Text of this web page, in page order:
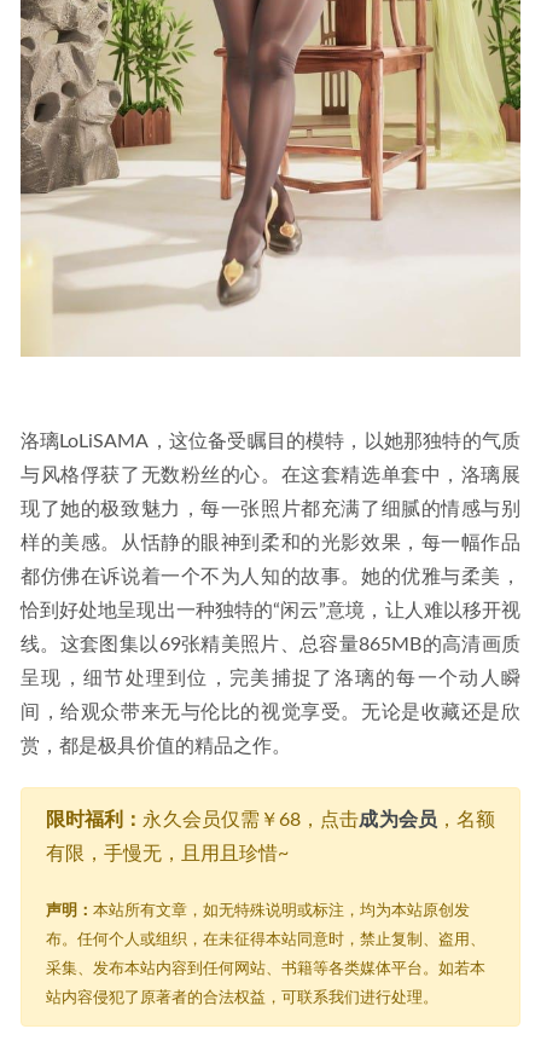
洛璃LoLiSAMA，这位备受瞩目的模特，以她那独特的气质
与风格俘获了无数粉丝的心。在这套精选单套中，洛璃展
现了她的极致魅力，每一张照片都充满了细腻的情感与别
样的美感。从恬静的眼神到柔和的光影效果，每一幅作品
都仿佛在诉说着一个不为人知的故事。她的优雅与柔美，
恰到好处地呈现出一种独特的“闲云”意境，让人难以移开视
线。这套图集以69张精美照片、总容量865MB的高清画质
呈现，细节处理到位，完美捕捉了洛璃的每一个动人瞬
间，给观众带来无与伦比的视觉享受。无论是收藏还是欣
赏，都是极具价值的精品之作。
限时福利： 永久会员仅需￥68，点击成为会员 ，名额
有限，手慢无，且用且珍惜~
声明： 本站所有文章，如无特殊说明或标注，均为本站原创发
布。任何个人或组织，在未征得本站同意时，禁止复制、盗用、
采集、发布本站内容到任何网站、书籍等各类媒体平台。如若本
站内容侵犯了原著者的合法权益，可联系我们进行处理。